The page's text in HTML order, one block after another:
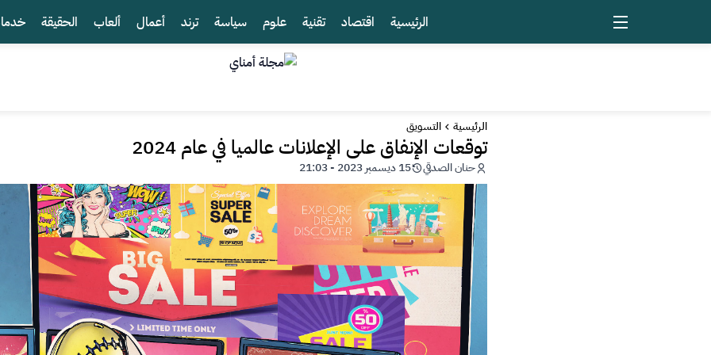
الرئيسية اقتصاد تقنية علوم سياسة ترند أعمال ألعاب الحقيقة
الرئيسية التسويق
توقعات الإنفاق على الإعلانات عالميا في عام 2024
حنان الصدقي 15 ديسمبر 2023 - 21:03